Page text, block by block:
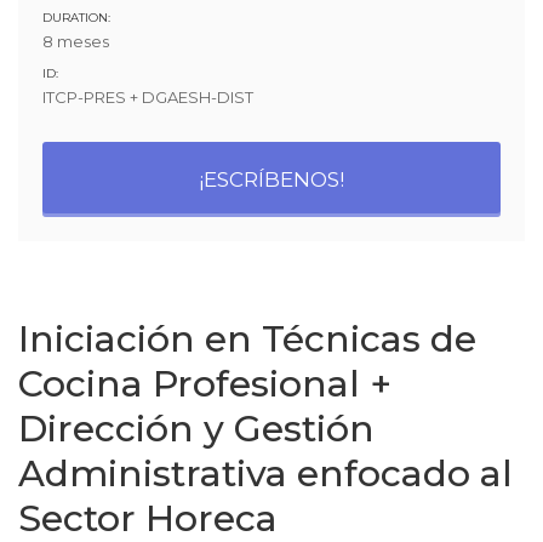
DURATION:
8 meses
ID:
ITCP-PRES + DGAESH-DIST
¡ESCRÍBENOS!
Iniciación en Técnicas de
Cocina Profesional +
Dirección y Gestión
Administrativa enfocado al
Sector Horeca